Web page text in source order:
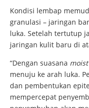
Kondisi lembap
granulasi – jaringan
luka. Setelah tertutup
jaringan kulit baru di
“Dengan suasana moist
menuju ke arah luka.
dan pembentukan
mempercepat